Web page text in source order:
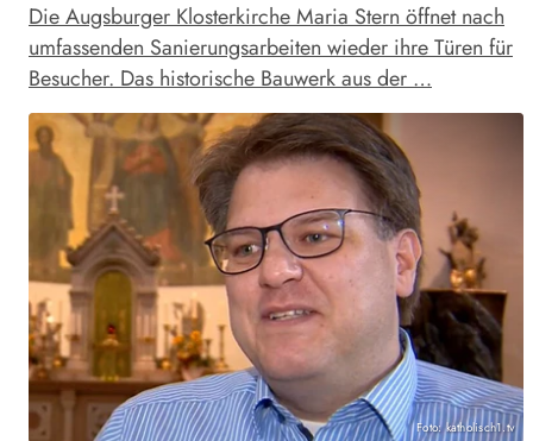
Die Augsburger Klosterkirche Maria Stern öffnet nach
umfassenden Sanierungsarbeiten wieder ihre Türen für
Besucher. Das historische Bauwerk aus der …
Foto: katholisch1.tv